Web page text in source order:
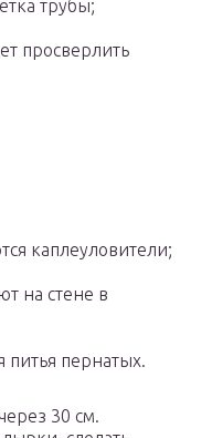
трубы;
просверлить
каплеуловители;
на стене в
питья пернатых.
30 см.